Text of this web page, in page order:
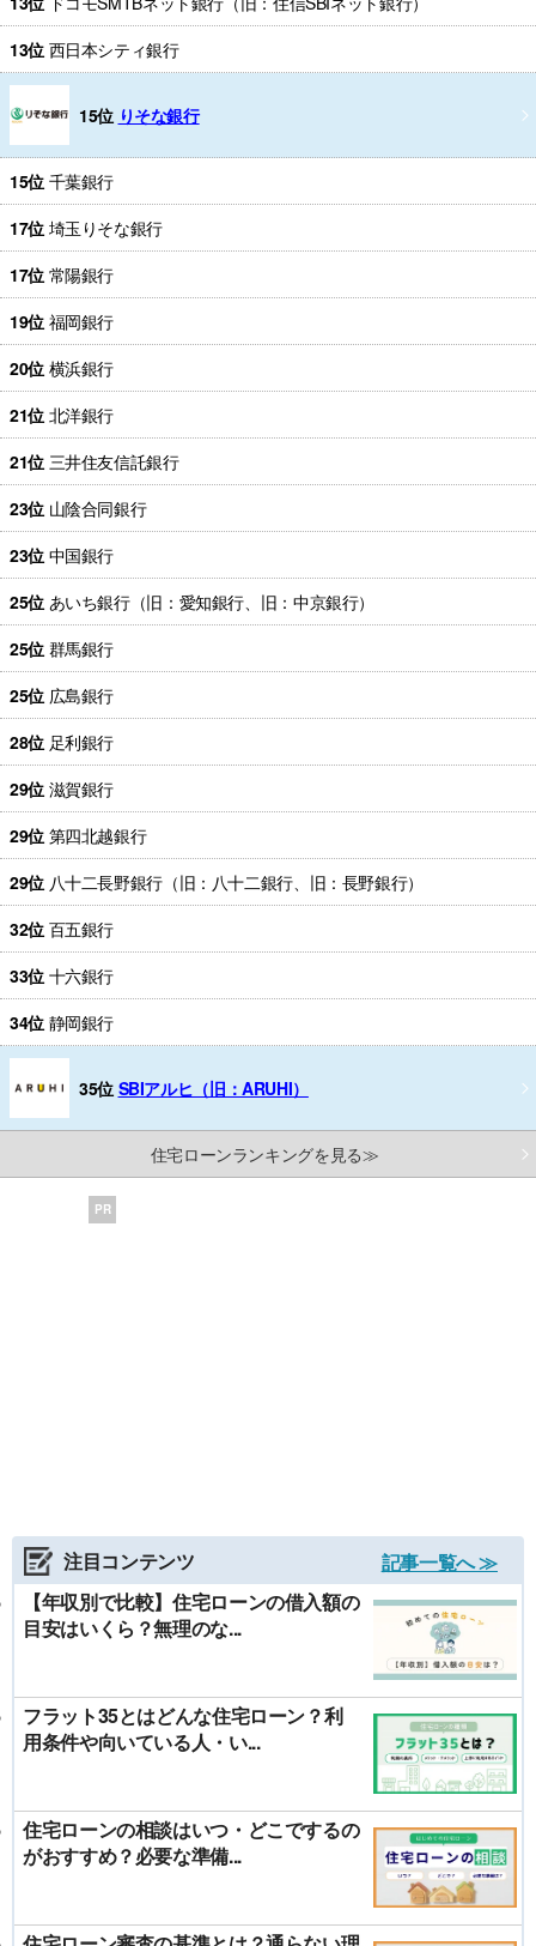
13位 西日本シティ銀行
15位 りそな銀行
15位 千葉銀行
17位 埼玉りそな銀行
17位 常陽銀行
19位 福岡銀行
20位 横浜銀行
21位 北洋銀行
21位 三井住友信託銀行
23位 山陰合同銀行
23位 中国銀行
25位 あいち銀行（旧：愛知銀行、旧：中京銀行）
25位 群馬銀行
25位 広島銀行
28位 足利銀行
29位 滋賀銀行
29位 第四北越銀行
29位 八十二長野銀行（旧：八十二銀行、旧：長野銀行）
32位 百五銀行
33位 十六銀行
34位 静岡銀行
35位 SBIアルヒ（旧：ARUHI）
住宅ローンランキングを見る≫
PR
注目コンテンツ
記事一覧へ ≫
【年収別で比較】住宅ローンの借入額の
目安はいくら？無理のな...
フラット35とはどんな住宅ローン？利
用条件や向いている人・い...
住宅ローンの相談はいつ・どこでするの
がおすすめ？必要な準備...